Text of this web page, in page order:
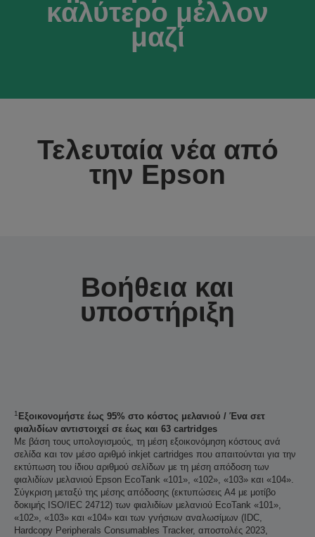
καλύτερο μέλλον
μαζί
Τελευταία νέα από
την Epson
Βοήθεια και
υποστήριξη
1 Εξοικονομήστε έως 95% στο κόστος μελανιού / Ένα σετ
φιαλιδίων αντιστοιχεί σε έως και 63 cartridges
Με βάση τους υπολογισμούς, τη μέση εξοικονόμηση κόστους ανά
σελίδα και τον μέσο αριθμό inkjet cartridges που απαιτούνται για την
εκτύπωση του ίδιου αριθμού σελίδων με τη μέση απόδοση των
φιαλιδίων μελανιού Epson EcoTank «101», «102», «103» και «104».
Σύγκριση μεταξύ της μέσης απόδοσης (εκτυπώσεις A4 με μοτίβο
δοκιμής ISO/IEC 24712) των φιαλιδίων μελανιού EcoTank «101»,
«102», «103» και «104» και των γνήσιων αναλωσίμων (IDC,
Hardcopy Peripherals Consumables Tracker, αποστολές 2023,